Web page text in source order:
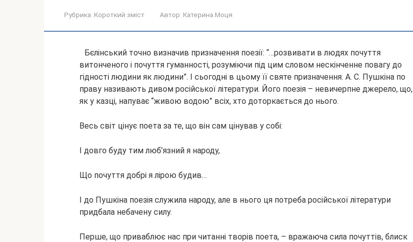
Рубрика: Короткий зміст Автор: Катерина Моця
Бєлінський точно визначив призначення поезії: “…розвивати в людях почуття
витонченого і почуття гуманності, розуміючи під цим словом нескінченне повагу до
гідності людини як людини”. І сьогодні в цьому її святе призначення. А. С. Пушкіна по
праву називають дивом російської літератури. Його поезія – невичерпне джерело, що,
як у казці, напуває “живою водою” всіх, хто доторкається до нього.
Весь світ цінує поета за те, що він сам цінував у собі:
І довго буду тим люб’язний я народу,
Що почуття добрі я лірою будив…
І до Пушкіна поезія служила народу, але в нього ця потреба російської літератури
придбала небачену силу.
Перше, що приваблює нас при читанні творів поета, – вражаюча сила почуттів, блиск